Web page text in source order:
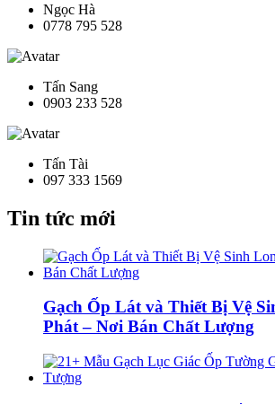
Ngọc Hà
0778 795 528
Tấn Sang
0903 233 528
Tấn Tài
097 333 1569
Tin tức mới
Gạch Ốp Lát và Thiết Bị Vệ
Phát – Nơi Bán Chất Lượng